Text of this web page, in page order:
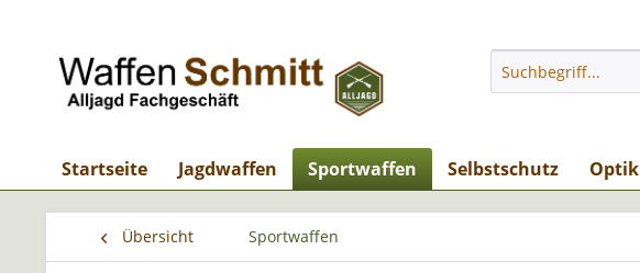
Startseite Jagdwaffen Sportwaffen Selbstschutz Optik
Übersicht Sportwaffen